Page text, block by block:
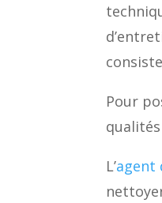
Pour
L’agent